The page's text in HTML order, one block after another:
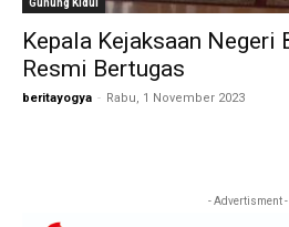
Gunung Kidul
Kepala Kejaksaan Negeri
Resmi Bertugas
beritayogya - Rabu, 1 November 2023
- Advertisment -